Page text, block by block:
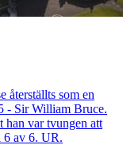
återställts som en
- Sir William Bruce.
han var tvungen att
6 av 6. UR.